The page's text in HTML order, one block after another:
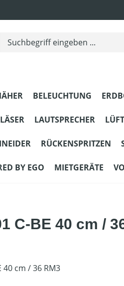
BELEUCHTUNG
LAUTSPRECHER
RÜCKENSPRITZEN
BY EGO MIETGERÄTE
C-BE 40 cm /